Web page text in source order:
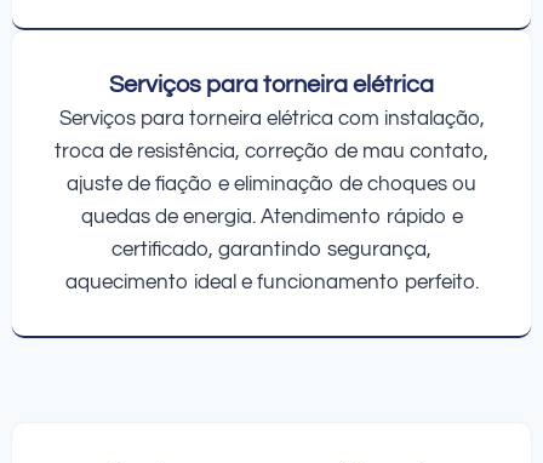
Serviços para torneira elétrica
Serviços para torneira elétrica com instalação,
troca de resistência, correção de mau contato,
ajuste de fiação e eliminação de choques ou
quedas de energia. Atendimento rápido e
certificado, garantindo segurança,
aquecimento ideal e funcionamento perfeito.